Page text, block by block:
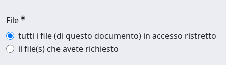
File
tutti i file (di questo documento) in accesso ristretto
il file(s) che avete richiesto